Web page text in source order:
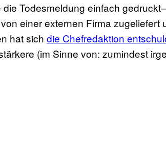
Todesmeldung einfach
einer externen Firma zugeliefert
hat sich die Chefredaktion
(im Sinne von: zumindest